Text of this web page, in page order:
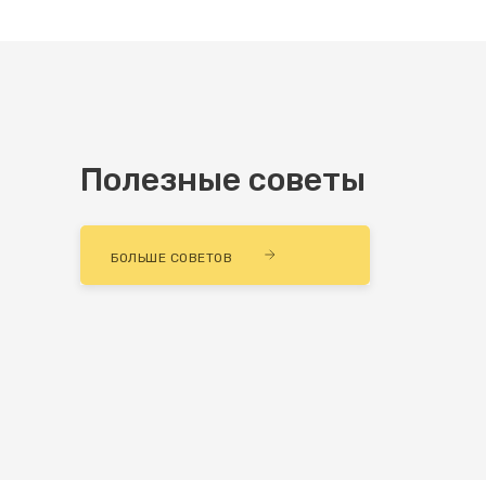
Полезные советы
БОЛЬШЕ СОВЕТОВ